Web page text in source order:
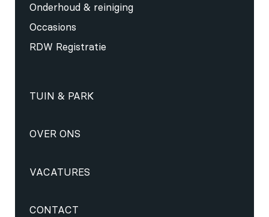
Onderhoud & reiniging
Occasions
RDW Registratie
TUIN & PARK
OVER ONS
VACATURES
CONTACT